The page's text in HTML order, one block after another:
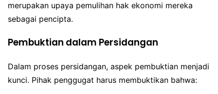
merupakan upaya pemulihan hak ekonomi mereka
sebagai pencipta.
Pembuktian dalam Persidangan
Dalam proses persidangan, aspek pembuktian menjadi
kunci. Pihak penggugat harus membuktikan bahwa: